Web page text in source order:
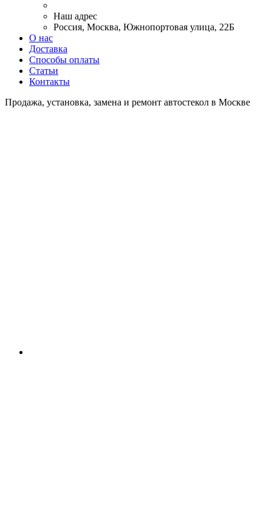
Наш адрес
Россия, Москва, Южнопортовая улица, 22Б
О нас
Доставка
Способы оплаты
Статьи
Контакты
Продажа, установка, замена и ремонт автостекол в Москве